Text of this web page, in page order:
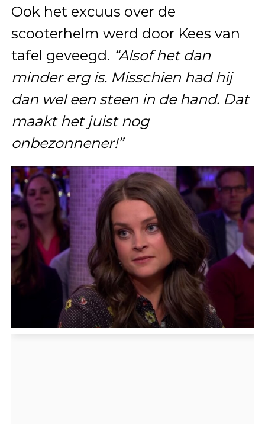
Ook het excuus over de
scooterhelm werd door Kees van
tafel geveegd. “Alsof het dan
minder erg is. Misschien had hij
dan wel een steen in de hand. Dat
maakt het juist nog
onbezonnener!”